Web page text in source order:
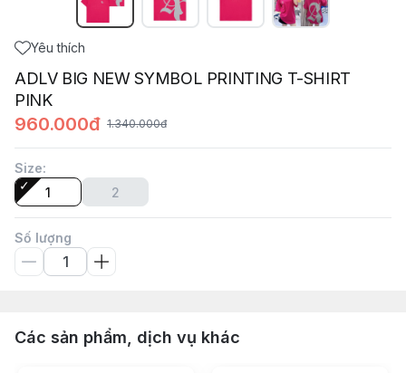
Yêu thích
ADLV BIG NEW SYMBOL PRINTING T-SHIRT
PINK
960.000đ 1.340.000đ
Size:
1
2
Số lượng
Các sản phẩm, dịch vụ khác